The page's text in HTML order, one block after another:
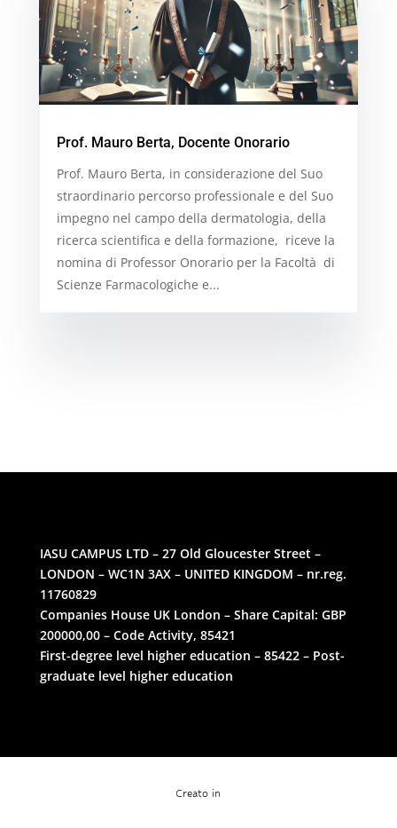
Prof. Mauro Berta, Docente Onorario
Prof. Mauro Berta, in considerazione del Suo
straordinario percorso professionale e del Suo
impegno nel campo della dermatologia, della
ricerca scientifica e della formazione, riceve la
nomina di Professor Onorario per la Facoltà di
Scienze Farmacologiche e...
IASU CAMPUS LTD – 27 Old Gloucester Street –
LONDON – WC1N 3AX – UNITED KINGDOM – nr.reg.
11760829
Companies House UK London – Share Capital: GBP
200000,00 – Code Activity, 85421
First-degree level higher education – 85422 – Post-
graduate level higher education
Creato in